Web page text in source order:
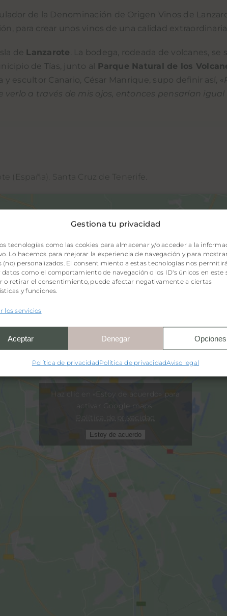
Gestiona tu privacidad
tecnologías como las cookies para almacenar y/o acceder a la
Lo hacemos para mejorar la experiencia de navegación y para
(no) personalizados. El consentimiento a estas tecnologías nos permitirá
datos como el comportamiento de navegación o los ID's únicos en este
o retirar el consentimiento, puede afectar negativamente a ciertas
y funciones.
los servicios
Aceptar Denegar Opciones
Política de privacidadPolítica de privacidadAviso legal
de la Denominación de Origen Vinos de
para crear unos vinos de una calidad
de Lanzarote . La bodega, rodeada de volcanes,
de Tías, junto al Parque Natural de los
escultor Canario, César Manrique, supo definir así, «
a través de mis ojos, entonces pensarían igual
(España). Santa Cruz de Tenerife.
Haz clic en «Estoy de acuerdo» para
activar Google maps
Política de privacidad
Estoy de acuerdo